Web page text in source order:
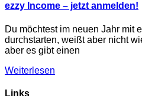
ezzy Income – jetzt anmelden!
Du möchtest im neuen Jahr mit
durchstarten, weißt aber nicht
aber es gibt einen
Weiterlesen
Links